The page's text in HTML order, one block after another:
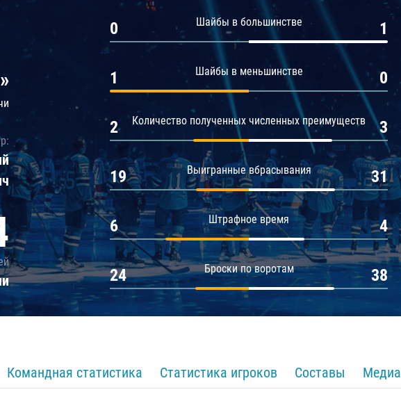
Драконы
Амур
Барыс
Шайбы в большинстве
0 1
Шайбы в меньшинстве
1 0
Количество полученных численных преимуществ
2 3
Выигранные вбрасывания
19 31
Штрафное время
6 4
Броски по воротам
24 38
Командная статистика Статистика игроков Составы Медиа